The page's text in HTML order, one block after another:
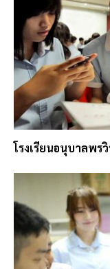
โรงเรียนอนุบาลพ